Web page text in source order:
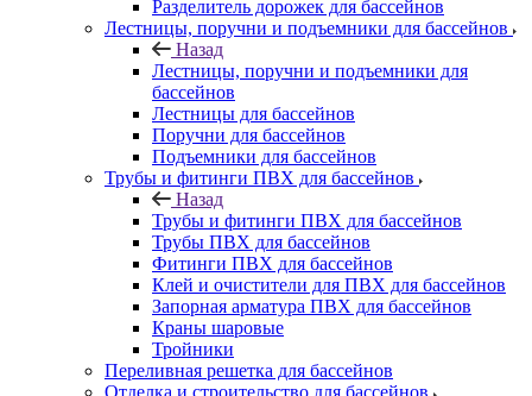
Разделитель дорожек для бассейнов
Лестницы, поручни и подъемники для бассейнов
Назад
Лестницы, поручни и подъемники для
бассейнов
Лестницы для бассейнов
Поручни для бассейнов
Подъемники для бассейнов
Трубы и фитинги ПВХ для бассейнов
Назад
Трубы и фитинги ПВХ для бассейнов
Трубы ПВХ для бассейнов
Фитинги ПВХ для бассейнов
Клей и очистители для ПВХ для бассейнов
Запорная арматура ПВХ для бассейнов
Краны шаровые
Тройники
Переливная решетка для бассейнов
Отделка и строительство для бассейнов